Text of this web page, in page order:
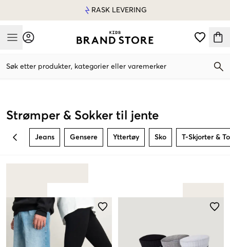
RASK LEVERING
Mobile Menu
Søk etter produkter, kategorier eller varemerker
Strømper & Sokker til jente
BACK Jeans Gensere Yttertøy Sko T-Skjorter &